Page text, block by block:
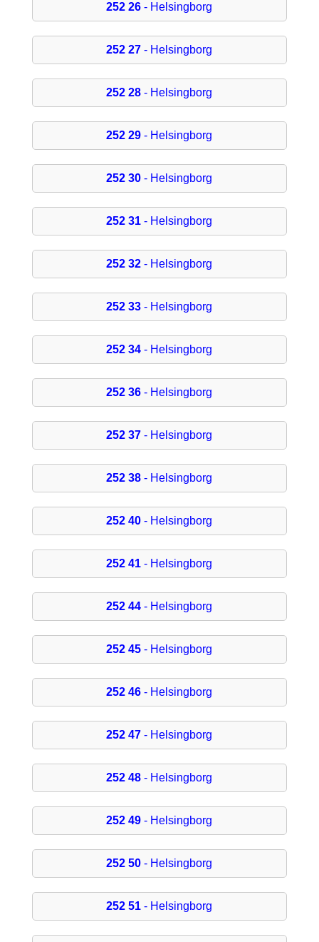
252 26 - Helsingborg
252 27 - Helsingborg
252 28 - Helsingborg
252 29 - Helsingborg
252 30 - Helsingborg
252 31 - Helsingborg
252 32 - Helsingborg
252 33 - Helsingborg
252 34 - Helsingborg
252 36 - Helsingborg
252 37 - Helsingborg
252 38 - Helsingborg
252 40 - Helsingborg
252 41 - Helsingborg
252 44 - Helsingborg
252 45 - Helsingborg
252 46 - Helsingborg
252 47 - Helsingborg
252 48 - Helsingborg
252 49 - Helsingborg
252 50 - Helsingborg
252 51 - Helsingborg